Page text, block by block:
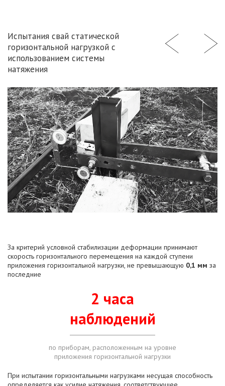
Испытания свай статической
горизонтальной нагрузкой с
использованием системы
натяжения
За критерий условной стабилизации деформации принимают
скорость горизонтального перемещения на каждой ступени
приложения горизонтальной нагрузки, не превышающую 0,1 мм за
последние
2 часа
наблюдений
по приборам, расположенным на уровне
приложения горизонтальной нагрузки
При испытании горизонтальными нагрузками несущая способность